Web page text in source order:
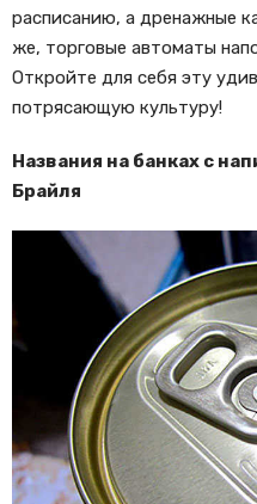
расписанию, а дренажные
же, торговые автоматы
Откройте для себя эту
потрясающую культуру!
Названия на банках с
Брайля